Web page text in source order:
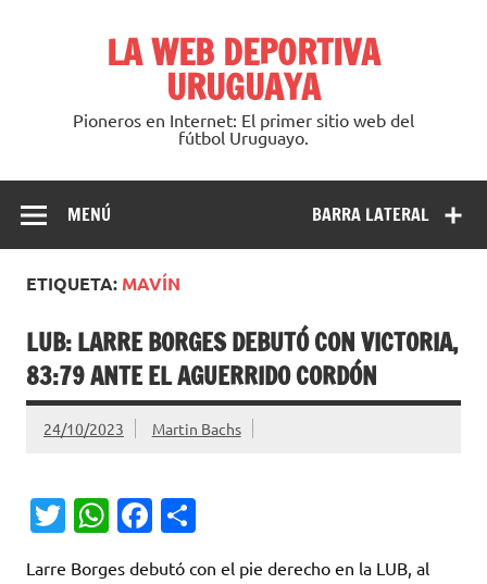
LA WEB DEPORTIVA
URUGUAYA
Pioneros en Internet: El primer sitio web del
fútbol Uruguayo.
BARRA LATERAL
MENÚ
ETIQUETA: MAVÍN
LUB: LARRE BORGES DEBUTÓ CON VICTORIA,
83:79 ANTE EL AGUERRIDO CORDÓN
24/10/2023 Martin Bachs
T
W Fa
Larre Borges debutó con el pie derecho en la LUB, al